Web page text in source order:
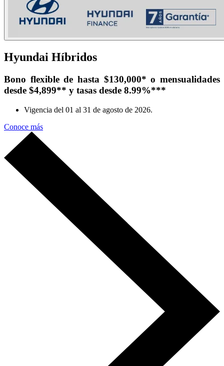
Hyundai Híbridos
Bono flexible de hasta $130,000* o mensualidades
desde $4,899** y tasas desde 8.99%***
Vigencia del 01 al 31 de agosto de 2026.
Conoce más